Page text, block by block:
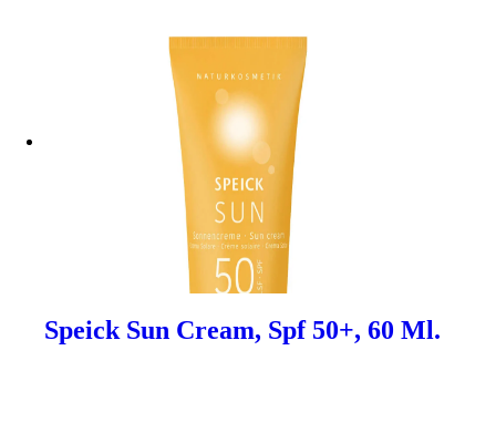
Speick Sun Cream, Spf 50+, 60 Ml.